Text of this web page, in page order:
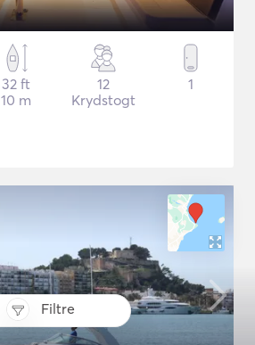
Filtre
32 ft
10 m
12
Krydstogt
1